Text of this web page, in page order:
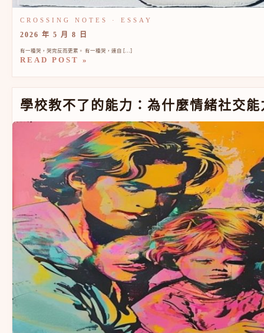
2026 年 5 月 8 日
有一種哭，哭完反而更累。 有一種哭，連自 […]
READ POST »
學校教不了的能力：為什麼情緒社交
學校教不了的能力：為什麼情緒社交能力比成績更影響孩